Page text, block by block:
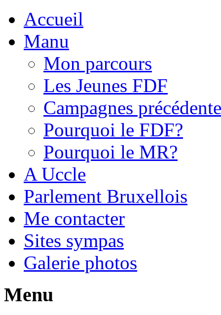
Accueil
Manu
Mon parcours
Les Jeunes FDF
Campagnes
Pourquoi le FDF?
Pourquoi le MR?
A Uccle
Parlement Bruxellois
Me contacter
Sites sympas
Galerie photos
Menu